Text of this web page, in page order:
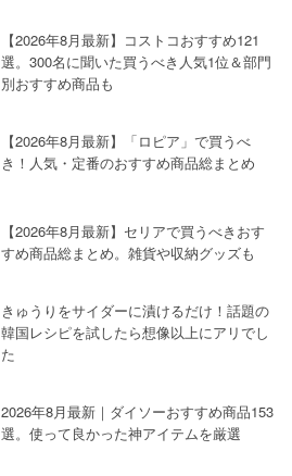
【2026年8月最新】コストコおすすめ121
選。300名に聞いた買うべき人気1位＆部門
別おすすめ商品も
【2026年8月最新】「ロピア」で買うべ
き！人気・定番のおすすめ商品総まとめ
【2026年8月最新】セリアで買うべきおす
すめ商品総まとめ。雑貨や収納グッズも
きゅうりをサイダーに漬けるだけ！話題の
韓国レシピを試したら想像以上にアリでし
た
2026年8月最新｜ダイソーおすすめ商品153
選。使って良かった神アイテムを厳選